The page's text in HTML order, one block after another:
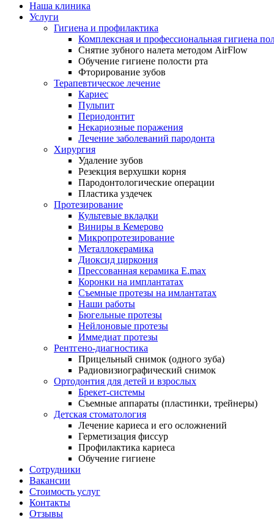
Наша клиника
Услуги
Гигиена и профилактика
Комплексная и профессиональная гигиена
Снятие зубного налета методом AirFlow
Обучение гигиене полости рта
Фторирование зубов
Терапевтическое лечение
Кариес
Пульпит
Периодонтит
Некариозные поражения
Лечение заболеваний пародонта
Хирургия
Удаление зубов
Резекция верхушки корня
Пародонтологические операции
Пластика уздечек
Протезирование
Культевые вкладки
Виниры в Кемерово
Микропротезирование
Металлокерамика
Диоксид циркония
Прессованная керамика E.max
Коронки на имплантатах
Съемные протезы на имлантатах
Наши работы
Бюгельные протезы
Нейлоновые протезы
Иммедиат протезы
Рентгено-диагностика
Прицельный снимок (одного зуба)
Радиовизиографический снимок
Ортодонтия для детей и взрослых
Брекет-системы
Съемные аппараты (пластинки, трейнеры)
Детская стоматология
Лечение кариеса и его осложнений
Герметизация фиссур
Профилактика кариеса
Обучение гигиене
Сотрудники
Вакансии
Стоимость услуг
Контакты
Отзывы